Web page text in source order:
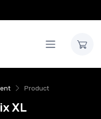
Product
XL